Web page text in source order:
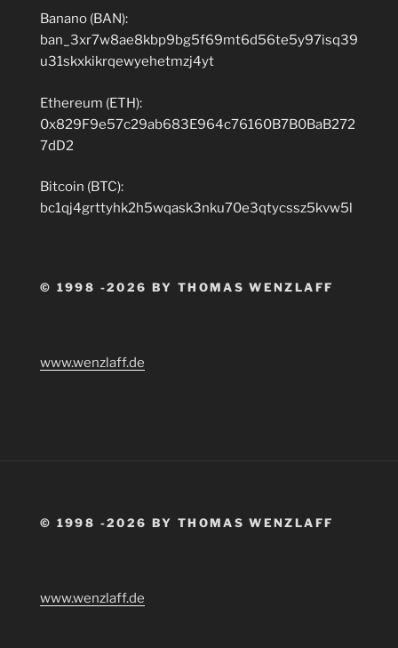
Banano (BAN):
ban_3xr7w8ae8kbp9bg5f69mt6d56te5y97isq39
u31skxkikrqewyehetmzj4yt
Ethereum (ETH):
0x829F9e57c29ab683E964c76160B7B0BaB272
7dD2
Bitcoin (BTC):
bc1qj4grttyhk2h5wqask3nku70e3qtycssz5kvw5l
© 1998 -2026 BY THOMAS WENZLAFF
www.wenzlaff.de
© 1998 -2026 BY THOMAS WENZLAFF
www.wenzlaff.de